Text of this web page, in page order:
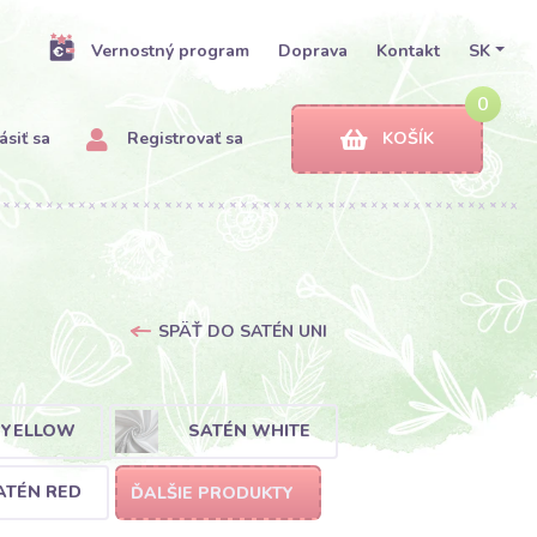
Vernostný program Doprava Kontakt SK
sa Registrovať sa
0
KOŠÍK
SPÄŤ DO SATÉN UNI
SATÉN WHITE
RED ĎALŠIE PRODUKTY